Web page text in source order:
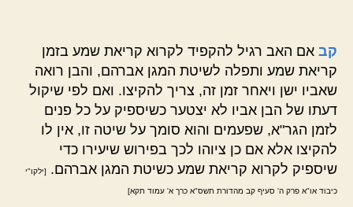
קב אם האב רגיל להקפיד לקרוא קריאת שמע בזמן
קריאת שמע ותפלה לשיטת המגן אברהם, והבן רואה
שאביו ישן ויאחר זמן זה, צריך להקיצו. ואם לפי שיקול
דעתו של הבן אביו לא יצטער כשיספיק על כל פנים
לזמן הגר"א, שפעמים והוא סומך על שיטה זו, אין לו
להקיצו אלא אם כן ציוהו לכך בפירוש שיעירו כדי
שיספיק לקרוא קריאת שמע כשיטת המגן אברהם.
[ילקו"י
כיבוד או"א פרק ה' סעיף קב מהדורת תשס"א כרך א' עמוד תקא]